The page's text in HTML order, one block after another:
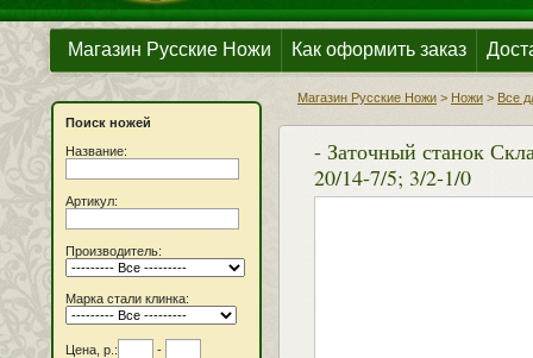
Магазин Русские Ножи Как оформить заказ
Поиск ножей
Название:
Артикул:
Производитель:
Марка стали клинка:
Цена, р.: -
Магазин Русские Ножи > Ножи > Все
- Заточный станок
20/14-7/5; 3/2-1/0